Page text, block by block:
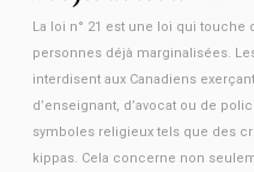
La loi n° 21 est une loi qui
personnes déjà marginalisées.
interdisent aux Canadiens
d’enseignant, d’avocat ou de
symboles religieux tels que des
kippas. Cela concerne non